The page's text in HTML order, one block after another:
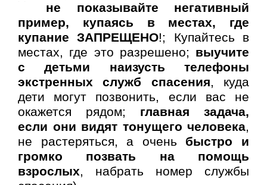
не показывайте негативный
пример, купаясь в местах, где
купание ЗАПРЕЩЕНО!; Купайтесь в
местах, где это разрешено; выучите
с детьми наизусть телефоны
экстренных служб спасения, куда
дети могут позвонить, если вас не
окажется рядом; главная задача,
если они видят тонущего человека,
не растеряться, а очень быстро и
громко позвать на помощь
взрослых, набрать номер службы